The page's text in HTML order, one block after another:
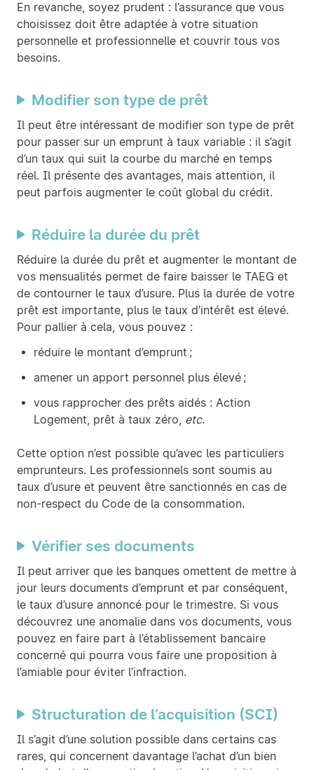
En revanche, soyez prudent : l’assurance que vous
choisissez doit être adaptée à votre situation
personnelle et professionnelle et couvrir tous vos
besoins.
Modifier son type de prêt
Il peut être intéressant de modifier son type de prêt
pour passer sur un emprunt à taux variable : il s’agit
d’un taux qui suit la courbe du marché en temps
réel. Il présente des avantages, mais attention, il
peut parfois augmenter le coût global du crédit.
Réduire la durée du prêt
Réduire la durée du prêt et augmenter le montant de
vos mensualités permet de faire baisser le TAEG et
de contourner le taux d’usure. Plus la durée de votre
prêt est importante, plus le taux d’intérêt est élevé.
Pour pallier à cela, vous pouvez :
réduire le montant d’emprunt ;
amener un apport personnel plus élevé ;
vous rapprocher des prêts aidés : Action
Logement, prêt à taux zéro, etc.
Cette option n’est possible qu’avec les particuliers
emprunteurs. Les professionnels sont soumis au
taux d’usure et peuvent être sanctionnés en cas de
non-respect du Code de la consommation.
Vérifier ses documents
Il peut arriver que les banques omettent de mettre à
jour leurs documents d’emprunt et par conséquent,
le taux d’usure annoncé pour le trimestre. Si vous
découvrez une anomalie dans vos documents, vous
pouvez en faire part à l’établissement bancaire
concerné qui pourra vous faire une proposition à
l’amiable pour éviter l’infraction.
Structuration de l’acquisition (SCI)
Il s’agit d’une solution possible dans certains cas
rares, qui concernent davantage l’achat d’un bien